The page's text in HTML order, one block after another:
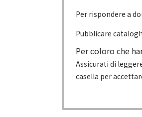
Per rispondere a
Pubblicare
Per coloro che
Assicurati di
casella per